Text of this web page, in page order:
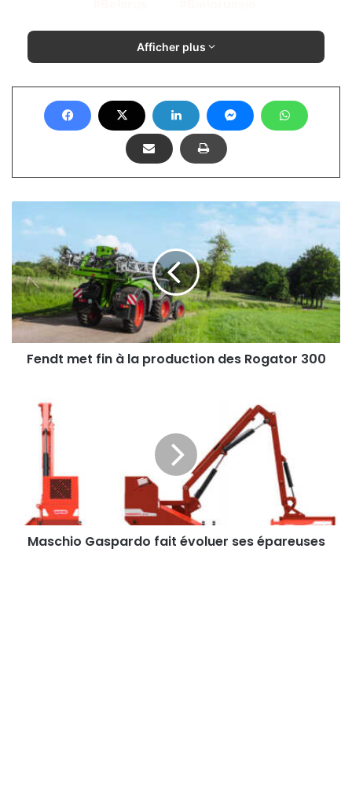
Afficher plus
met
à
la
production
des
Rogator
300
Fendt met fin à la production des Rogator 300
Gaspardo
évoluer
épareuses
Maschio Gaspardo fait évoluer ses épareuses